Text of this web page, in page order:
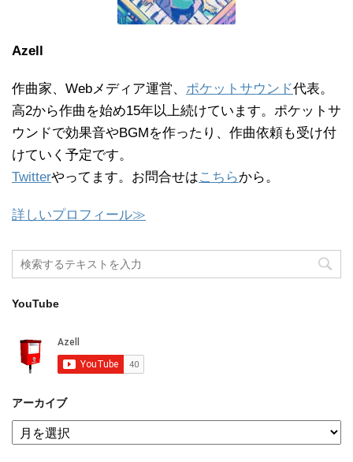
Azell
作曲家、Webメディア運営、 ポケットサウンド代表。
高2から作曲を始め15年以上続けています。ポケットサ
ウンドで効果音やBGMを作ったり、作曲依頼も受け付
けていく予定です。
Twitterやってます。お問合せはこちらから。
詳しいプロフィール≫
YouTube
アーカイブ
ア
ー